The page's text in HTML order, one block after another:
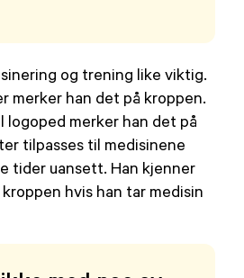
og trening like viktig.
merker han det på kroppen.
logoped merker han det på
tilpasses til medisinene
tider uansett. Han kjenner
hvis han tar medisin